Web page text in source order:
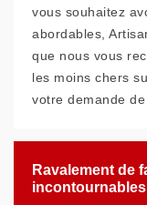
vous souhaitez
abordables,
que nous vous
les moins chers
votre demande
Ravalement de
incontournables